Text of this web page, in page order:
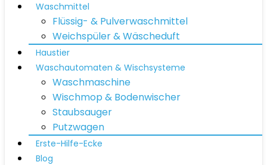
Waschmittel
Flüssig- & Pulverwaschmittel
Weichspüler & Wäscheduft
Haustier
Waschautomaten & Wischsysteme
Waschmaschine
Wischmop & Bodenwischer
Staubsauger
Putzwagen
Erste-Hilfe-Ecke
Blog